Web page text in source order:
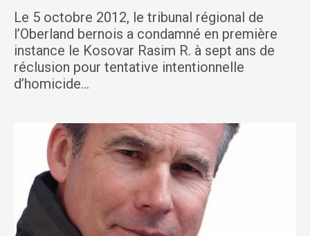
Le 5 octobre 2012, le tribunal régional de
l’Oberland bernois a condamné en première
instance le Kosovar Rasim R. à sept ans de
réclusion pour tentative intentionnelle
d’homicide…